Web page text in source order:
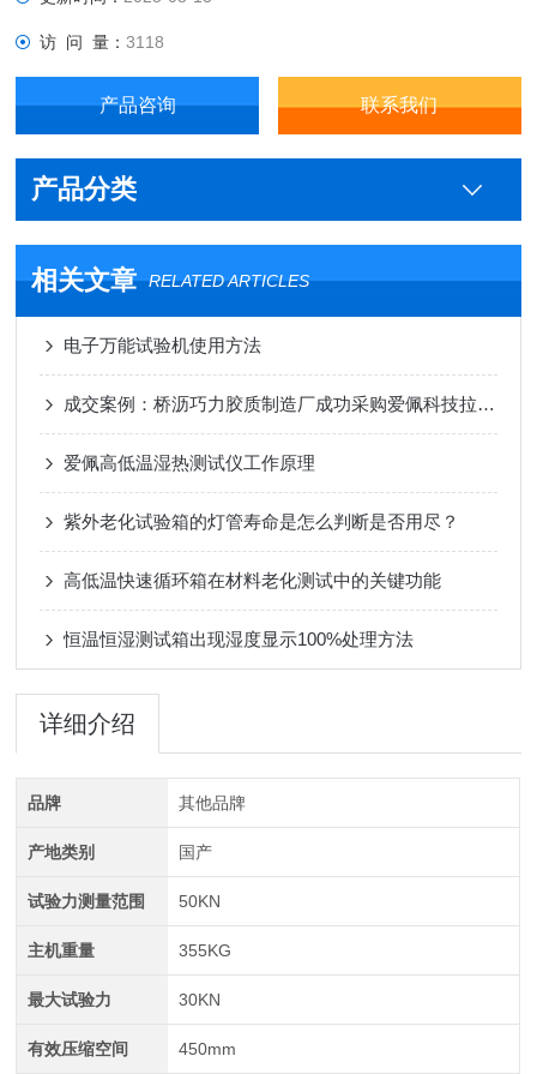
访 问 量：3118
产品咨询 联系我们
产品分类
相关文章 RELATED ARTICLES
电子万能试验机使用方法
成交案例：桥沥巧力胶质制造厂成功采购爱佩科技拉力试验机
爱佩高低温湿热测试仪工作原理
紫外老化试验箱的灯管寿命是怎么判断是否用尽？
高低温快速循环箱在材料老化测试中的关键功能
恒温恒湿测试箱出现湿度显示100%处理方法
详细介绍
品牌 其他品牌
产地类别 国产
试验力测量范围 50KN
主机重量 355KG
最大试验力 30KN
有效压缩空间 450mm